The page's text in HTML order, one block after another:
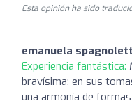
Esta opinión ha sido
emanuela
Experiencia fantástica:
bravísima: en sus
una armonía de